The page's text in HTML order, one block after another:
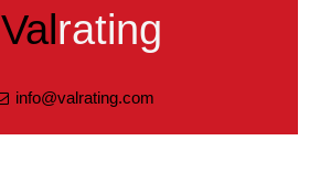
Valrating
info@valrating.com